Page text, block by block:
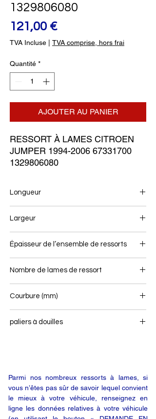
1329806080
121,00 €Prix
TVA Incluse TVA comprise, hors frai
Quantité *
AJOUTER AU PANIER
RESSORT À LAMES CITROEN
JUMPER 1994-2006 67331700
1329806080
Longueur
Largeur
Épaisseur de l’ensemble de ressorts
Nombre de lames de ressort
Courbure (mm)
paliers à douilles
Parmi nos nombreux ressorts à lames, si
vous n’êtes pas sûr de savoir lequel convient
le mieux à votre véhicule, renseignez en
ligne les données relatives à votre véhicule